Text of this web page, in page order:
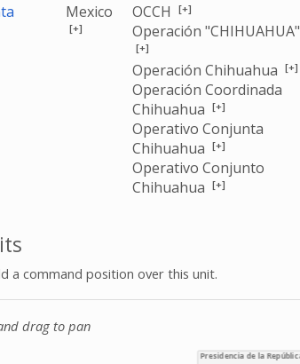
Mexico
[+]
OCCH [+]
Operación "CHIHUAHUA"
[+]
Operación Chihuahua [+]
Operación Coordinada
Chihuahua [+]
Operativo Conjunta
Chihuahua [+]
Operativo Conjunto
Chihuahua [+]
a command position over this unit.
drag to pan